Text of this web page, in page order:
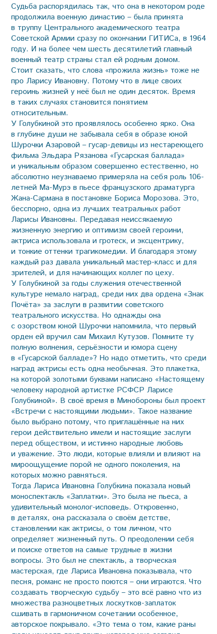
Судьба распорядилась так, что она в некотором роде
продолжила военную династию – была принята
в труппу Центрального академического театра
Советской Армии сразу по окончании ГИТИСа, в 1964
году. И на более чем шесть десятилетий главный
военный театр страны стал ей родным домом.
Стоит сказать, что слова «прожила жизнь» тоже не
про Ларису Ивановну. Потому что в лице своих
героинь жизней у неё был не один десяток. Время
в таких случаях становится понятием
относительным.
У Голубкиной это проявлялось особенно ярко. Она
в глубине души не забывала себя в образе юной
Шурочки Азаровой – гусар-девицы из нестареющего
фильма Эльдара Рязанова «Гусарская баллада»
и уникальным образом совершенно естественно, но
абсолютно неузнаваемо примеряла на себя роль 106-
летней Ма-Мурэ в пьесе французского драматурга
Жана-Сармана в постановке Бориса Морозова. Это,
бесспорно, одна из лучших театральных работ
Ларисы Ивановны. Передавая неиссякаемую
жизненную энергию и оптимизм своей героини,
актриса использовала и гротеск, и эксцентрику,
и тонкие оттенки трагикомедии. И благодаря этому
каждый раз давала уникальный мастер-класс и для
зрителей, и для начинающих коллег по цеху.
У Голубкиной за годы служения отечественной
культуре немало наград, среди них два ордена «Знак
Почёта» за заслуги в развитии советского
театрального искусства. Но однажды она
с озорством юной Шурочки напомнила, что первый
орден ей вручил сам Михаил Кутузов. Помните ту
полную волнения, серьёзности и юмора сцену
в «Гусарской балладе»? Но надо отметить, что среди
наград актрисы есть одна необычная. Это плакетка,
на которой золотыми буквами написано «Настоящему
человеку народной артистке РСФСР Ларисе
Голубкиной». В своё время в Минобороны был проект
«Встречи с настоящими людьми». Такое название
было выбрано потому, что приглашённые на них
герои действительно имели и настоящие заслуги
перед обществом, и истинно народные любовь
и уважение. Это люди, которые влияли и влияют на
мироощущение порой не одного поколения, на
которых можно равняться.
Тогда Лариса Ивановна Голубкина показала новый
моноспектакль «Заплатки». Это была не пьеса, а
удивительный монолог-исповедь. Откровенно,
в деталях, она рассказала о своём детстве,
становлении как актрисы, о том личном, что
определяет жизненный путь. О преодолении себя
и поиске ответов на самые трудные в жизни
вопросы. Это был не спектакль, а творческая
мастерская, где Лариса Ивановна показывала, что
песня, романс не просто поются – они играются. Что
создавать творческую судьбу – это всё равно что из
множества разноцветных лоскутков-заплаток
сшивать в гармоничном сочетании особенное,
авторское покрывало. «Это тема о том, какие раны